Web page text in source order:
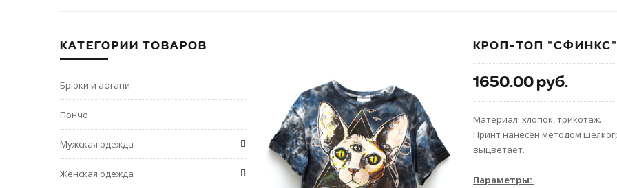
КРОП-ТОП
1650.00 руб.
Материал: хлопок, трикотаж.
Принт нанесен методом
выцветает.
Параметры:
КАТЕГОРИИ ТОВАРОВ
Брюки и афгани
Пончо
Мужская одежда
Женская одежда